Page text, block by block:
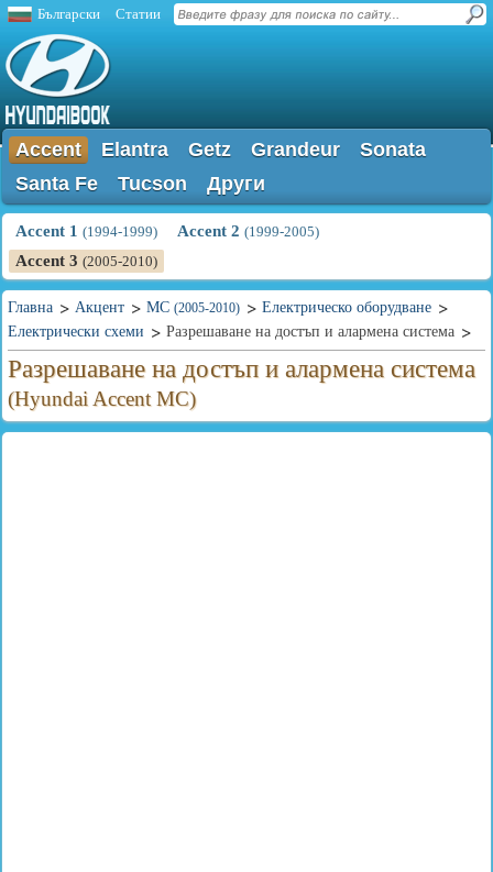
Български Статии
Accent Elantra Getz Grandeur
Sonata
Santa Fe
Tucson Други
Accent 1 (1994-1999) Accent 2 (1999-2005)
Accent 3 (2005-2010)
Главна Акцент MC (2005-2010)
Електрическо оборудване
Електрически схеми
Разрешаване на достъп и алармена система
Разрешаване на достъп и алармена система
(Hyundai Accent MC)